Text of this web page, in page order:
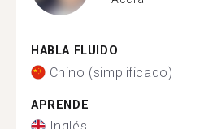
HABLA FLUIDO
Chino (simplificado)
APRENDE